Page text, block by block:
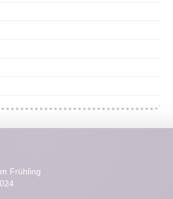
Frühling